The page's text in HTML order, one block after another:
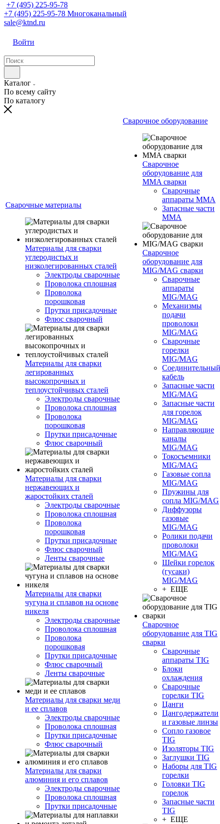
+7 (495) 225-95-78
+7 (495) 225-95-78 Многоканальный
sale@ktnd.ru
Войти
Каталог
По всему сайту
По каталогу
Сварочные материалы
Материалы для сварки
углеродистых и
низколегированных сталей
Электроды сварочные
Проволока сплошная
Проволока
порошковая
Прутки присадочные
Флюс сварочный
Материалы для сварки
легированных
высокопрочных и
теплоустойчивых сталей
Электроды сварочные
Проволока сплошная
Проволока
порошковая
Прутки присадочные
Флюс сварочный
Материалы для сварки
нержавеющих и
жаростойких сталей
Электроды сварочные
Проволока сплошная
Проволока
порошковая
Прутки присадочные
Флюс сварочный
Ленты сварочные
Материалы для сварки
чугуна и сплавов на основе
никеля
Электроды сварочные
Проволока сплошная
Проволока
порошковая
Прутки присадочные
Флюс сварочный
Ленты сварочные
Материалы для сварки меди
и ее сплавов
Электроды сварочные
Проволока сплошная
Прутки присадочные
Флюс сварочный
Материалы для сварки
алюминия и его сплавов
Электроды сварочные
Проволока сплошная
Прутки присадочные
Сварочное оборудование
Сварочное
оборудование для
MMA сварки
Сварочные
аппараты MMA
Запасные части
MMA
Сварочное
оборудование для
MIG/MAG сварки
Сварочные
аппараты
MIG/MAG
Механизмы
подачи
проволоки
MIG/MAG
Сварочные
горелки
MIG/MAG
Соединительный
кабель
Запасные части
MIG/MAG
Запасные части
для горелок
MIG/MAG
Направляющие
каналы
MIG/MAG
Токосъемники
MIG/MAG
Газовые сопла
MIG/MAG
Пружины для
сопла MIG/MAG
Диффузоры
газовые
MIG/MAG
Ролики подачи
проволоки
MIG/MAG
Шейки горелок
(гусаки)
MIG/MAG
+ ЕЩЕ
Сварочное
оборудование для TIG
сварки
Сварочные
аппараты TIG
Блоки
охлаждения
Сварочные
горелки TIG
Цанги
Цангодержатели
и газовые линзы
Сопло газовое
TIG
Изоляторы TIG
Заглушки TIG
Наборы для TIG
горелки
Головки TIG
горелок
Запасные части
TIG
+ ЕЩЕ